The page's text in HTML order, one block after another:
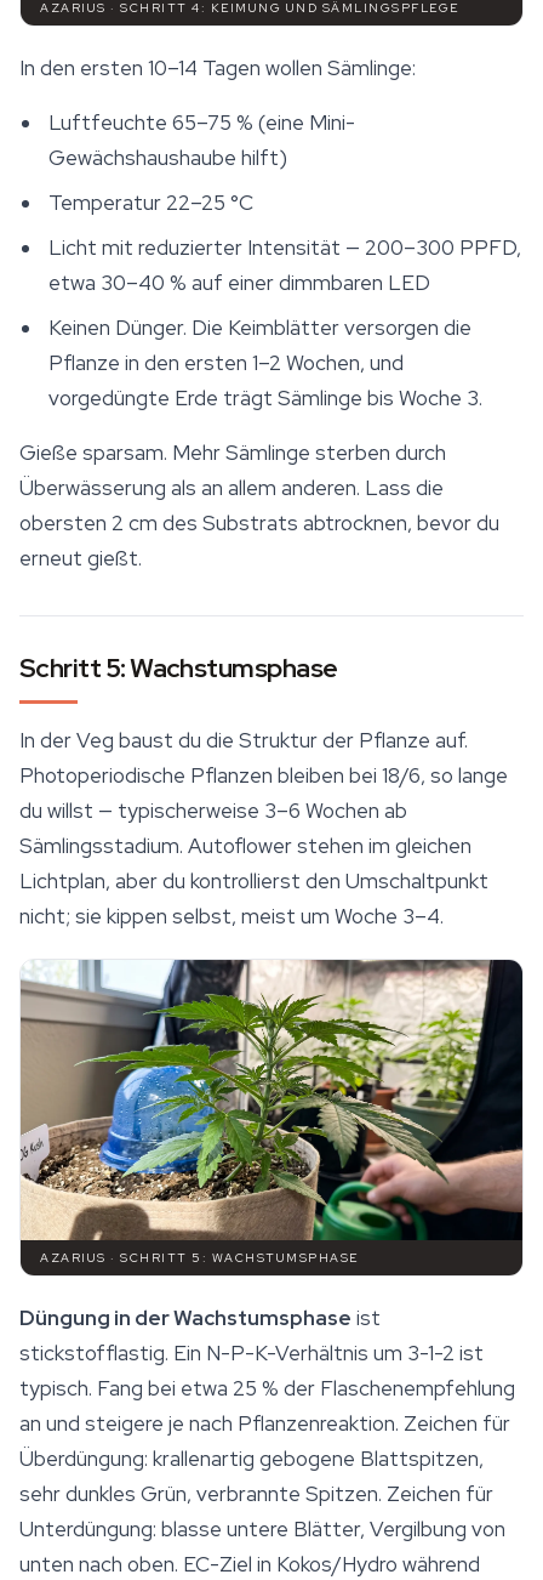
AZARIUS · SCHRITT 4: KEIMUNG UND SÄMLINGSPFLEGE
In den ersten 10–14 Tagen wollen Sämlinge:
Luftfeuchte 65–75 % (eine Mini-
Gewächshaushaube hilft)
Temperatur 22–25 °C
Licht mit reduzierter Intensität — 200–300 PPFD,
etwa 30–40 % auf einer dimmbaren LED
Keinen Dünger. Die Keimblätter versorgen die
Pflanze in den ersten 1–2 Wochen, und
vorgedüngte Erde trägt Sämlinge bis Woche 3.
Gieße sparsam. Mehr Sämlinge sterben durch
Überwässerung als an allem anderen. Lass die
obersten 2 cm des Substrats abtrocknen, bevor du
erneut gießt.
Schritt 5: Wachstumsphase
In der Veg baust du die Struktur der Pflanze auf.
Photoperiodische Pflanzen bleiben bei 18/6, so lange
du willst — typischerweise 3–6 Wochen ab
Sämlingsstadium. Autoflower stehen im gleichen
Lichtplan, aber du kontrollierst den Umschaltpunkt
nicht; sie kippen selbst, meist um Woche 3–4.
AZARIUS · SCHRITT 5: WACHSTUMSPHASE
Düngung in der Wachstumsphase ist
stickstofflastig. Ein N-P-K-Verhältnis um 3-1-2 ist
typisch. Fang bei etwa 25 % der Flaschenempfehlung
an und steigere je nach Pflanzenreaktion. Zeichen für
Überdüngung: krallenartig gebogene Blattspitzen,
sehr dunkles Grün, verbrannte Spitzen. Zeichen für
Unterdüngung: blasse untere Blätter, Vergilbung von
unten nach oben. EC-Ziel in Kokos/Hydro während